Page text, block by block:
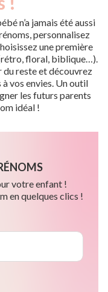
n’a jamais été aussi
personnalisez
une première
floral, biblique…).
du reste et découvrez
vos envies. Un outil
les futurs parents
idéal !
votre enfant !
en quelques clics !